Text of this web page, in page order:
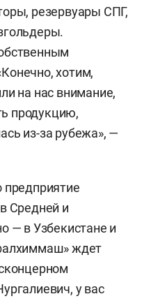
резервуары СПГ,
хотим,
на нас внимание,
продукцию,
из-за рубежа», —
предприятие
Средней и
— в Узбекистане и
ждет
у вас